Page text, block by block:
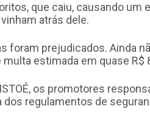
que caiu, causando um
atrás dele.
foram prejudicados. Ainda
multa estimada em quase R$
os promotores
dos regulamentos de